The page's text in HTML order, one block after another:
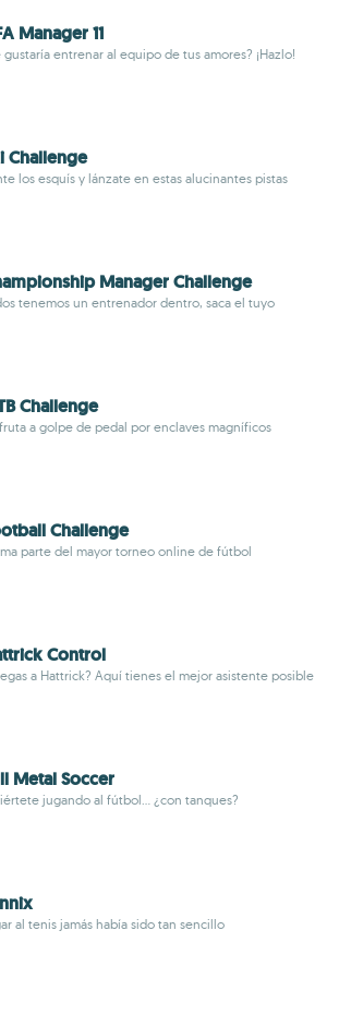
Manager 11
gustaría entrenar al equipo de tus amores? ¡Hazlo!
Challenge
los esquís y lánzate en estas alucinantes pistas
Manager Challenge
tenemos un entrenador dentro, saca el tuyo
Challenge
a golpe de pedal por enclaves magníficos
Challenge
parte del mayor torneo online de fútbol
Control
a Hattrick? Aquí tienes el mejor asistente posible
Metal Soccer
jugando al fútbol... ¿con tanques?
al tenis jamás había sido tan sencillo